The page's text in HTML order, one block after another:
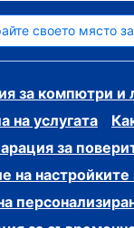
своето място
за компютри и
на услугата
за
на настройките